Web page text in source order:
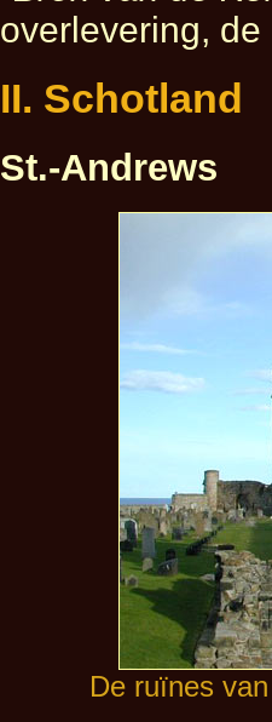
overlevering,
II. Schotland
St.-Andrews
De ruïnes